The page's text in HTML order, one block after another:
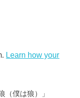
Learn how your
（僕は狼）」